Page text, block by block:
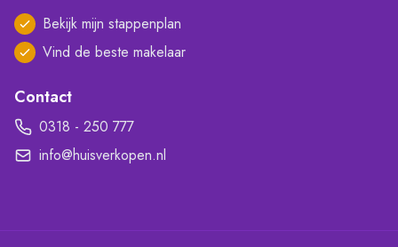
Bekijk mijn stappenplan
Vind de beste makelaar
Contact
0318 - 250 777
info@huisverkopen.nl